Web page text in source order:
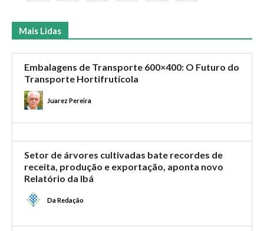
Mais Lidas
Embalagens de Transporte 600×400: O Futuro do
Transporte Hortifrutícola
Juarez Pereira
Setor de árvores cultivadas bate recordes de
receita, produção e exportação, aponta novo
Relatório da Ibá
Da Redação